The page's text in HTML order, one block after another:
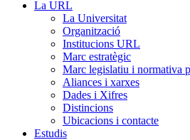
La URL
La Universitat
Organització
Institucions URL
Marc estratègic
Marc legislatiu i normativa
Aliances i xarxes
Dades i Xifres
Distincions
Ubicacions i contacte
Estudis